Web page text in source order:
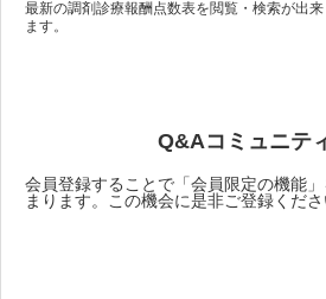
最新の調剤診療報酬点数表を閲覧・検索が出来
ます。
Q&Aコミュニテ
会員登録することで「会員限定の機能
まります。この機会に是非ご登録くださ